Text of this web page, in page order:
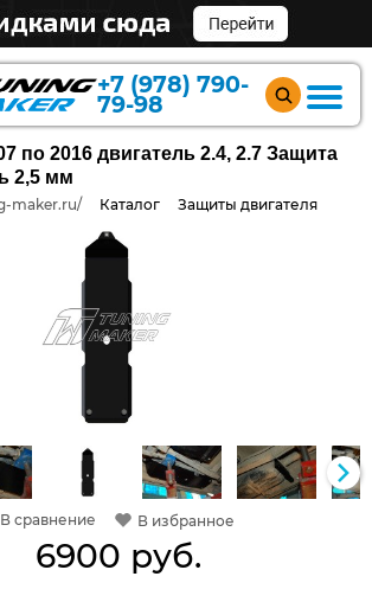
+7 (978) 790-
79-98
по 2016 двигатель 2.4, 2.7 Защита
2,5 мм
maker.ru/ Каталог Защиты двигателя
В сравнение В избранное
6900 руб.